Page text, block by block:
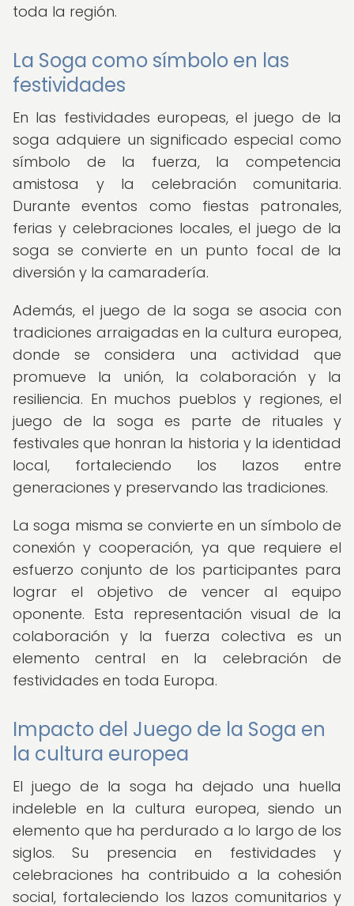
toda la región.
La Soga como símbolo en las
festividades
En las festividades europeas, el juego de la
soga adquiere un significado especial como
símbolo de la fuerza, la competencia
amistosa y la celebración comunitaria.
Durante eventos como fiestas patronales,
ferias y celebraciones locales, el juego de la
soga se convierte en un punto focal de la
diversión y la camaradería.
Además, el juego de la soga se asocia con
tradiciones arraigadas en la cultura europea,
donde se considera una actividad que
promueve la unión, la colaboración y la
resiliencia. En muchos pueblos y regiones, el
juego de la soga es parte de rituales y
festivales que honran la historia y la identidad
local, fortaleciendo los lazos entre
generaciones y preservando las tradiciones.
La soga misma se convierte en un símbolo de
conexión y cooperación, ya que requiere el
esfuerzo conjunto de los participantes para
lograr el objetivo de vencer al equipo
oponente. Esta representación visual de la
colaboración y la fuerza colectiva es un
elemento central en la celebración de
festividades en toda Europa.
Impacto del Juego de la Soga en
la cultura europea
El juego de la soga ha dejado una huella
indeleble en la cultura europea, siendo un
elemento que ha perdurado a lo largo de los
siglos. Su presencia en festividades y
celebraciones ha contribuido a la cohesión
social, fortaleciendo los lazos comunitarios y